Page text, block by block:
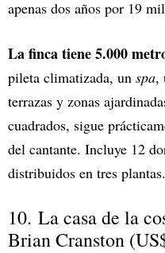
apenas dos años por 19
La finca tiene 5.000
pileta climatizada, un spa,
terrazas y zonas
cuadrados, sigue
del cantante. Incluye 12
distribuidos en tres plantas.
10. La casa de la
Brian Cranston